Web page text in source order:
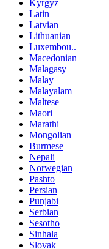
Kyrgyz
Latin
Latvian
Lithuanian
Luxembou..
Macedonian
Malagasy
Malay
Malayalam
Maltese
Maori
Marathi
Mongolian
Burmese
Nepali
Norwegian
Pashto
Persian
Punjabi
Serbian
Sesotho
Sinhala
Slovak